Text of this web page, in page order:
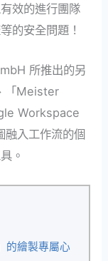
效的進行團隊
的安全問題！
所推出的另
「Meister
Workspace
融入工作流的個
。
的繪製專屬心